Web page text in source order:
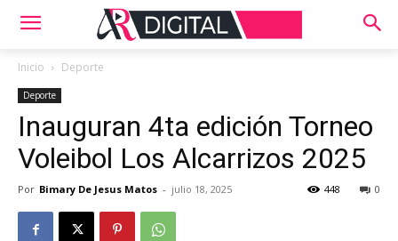
Inicio Deporte
Deporte
Inauguran 4ta edición Torneo
Voleibol Los Alcarrizos 2025
Por Bimary De Jesus Matos - julio 18, 2025 0
448